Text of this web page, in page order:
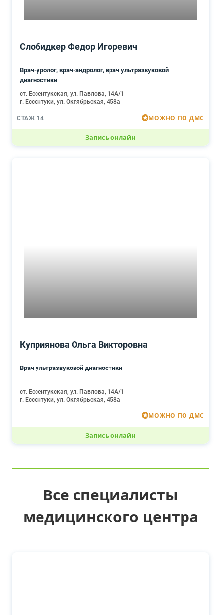
Слобидкер Федор Игоревич
Врач-уролог, врач-андролог, врач ультразвуковой
диагностики
ст. Ессентукская, ул. Павлова, 14А/1
г. Ессентуки, ул. Октябрьская, 458а
СТАЖ 14 МОЖНО ПО ДМС
Запись онлайн
Куприянова Ольга Викторовна
Врач ультразвуковой диагностики
ст. Ессентукская, ул. Павлова, 14А/1
г. Ессентуки, ул. Октябрьская, 458а
МОЖНО ПО ДМС
Запись онлайн
Все специалисты
медицинского центра